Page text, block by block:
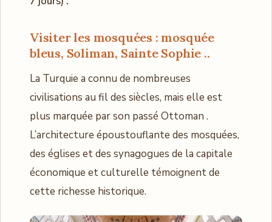
Visiter les mosquées : mosquée
bleus, Soliman, Sainte Sophie ..
La Turquie a connu de nombreuses
civilisations au fil des siècles, mais elle est
plus marquée par son passé Ottoman .
L’architecture époustouflante des mosquées,
des églises et des synagogues de la capitale
économique et culturelle témoignent de
cette richesse historique.